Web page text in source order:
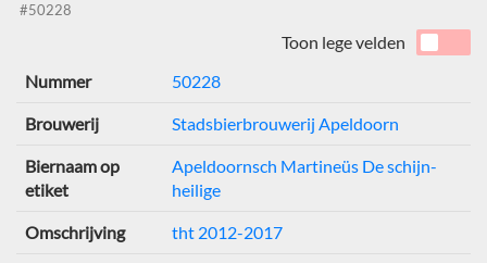
#50228
Toon lege velden
Nummer
50228
Brouwerij Stadsbierbrouwerij Apeldoorn
Biernaam op
etiket
Apeldoornsch Martineüs De schijn-
heilige
Omschrijving tht 2012-2017